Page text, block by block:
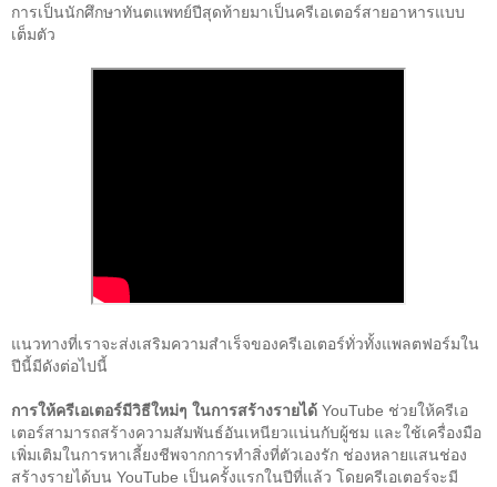
การเป็นนักศึกษาทันตแพทย์ปีสุดท้ายมาเป็นครีเอเตอร์สายอาหารแบบ
เต็มตัว
แนวทางที่เราจะส่งเสริมความสำเร็จของครีเอเตอร์ทั่วทั้งแพลตฟอร์มใน
ปีนี้มีดังต่อไปนี้
การให้ครีเอเตอร์มีวิธีใหม่ๆ ในการสร้างรายได้ YouTube ช่วยให้ครีเอ
เตอร์สามารถสร้างความสัมพันธ์อันเหนียวแน่นกับผู้ชม และใช้เครื่องมือ
เพิ่มเติมในการหาเลี้ยงชีพจากการทำสิ่งที่ตัวเองรัก ช่องหลายแสนช่อง
สร้างรายได้บน YouTube เป็นครั้งแรกในปีที่แล้ว โดยครีเอเตอร์จะมี